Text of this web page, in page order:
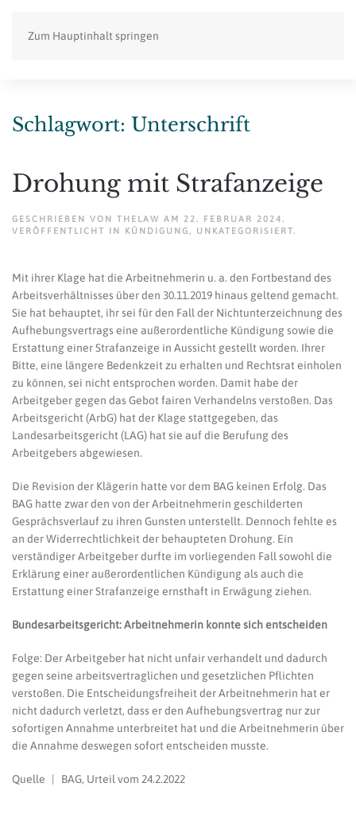
Zum Hauptinhalt springen
Schlagwort: Unterschrift
Drohung mit Strafanzeige
GESCHRIEBEN VON THELAW AM 22. FEBRUAR 2024 .
VERÖFFENTLICHT IN KÜNDIGUNG , UNKATEGORISIERT.
Mit ihrer Klage hat die Arbeitnehmerin u. a. den Fortbestand des
Arbeitsverhältnisses über den 30.11.2019 hinaus geltend gemacht.
Sie hat behauptet, ihr sei für den Fall der Nichtunterzeichnung des
Aufhebungsvertrags eine außerordentliche Kündigung sowie die
Erstattung einer Strafanzeige in Aussicht gestellt worden. Ihrer
Bitte, eine längere Bedenkzeit zu erhalten und Rechtsrat einholen
zu können, sei nicht entsprochen worden. Damit habe der
Arbeitgeber gegen das Gebot fairen Verhandelns verstoßen. Das
Arbeitsgericht (ArbG) hat der Klage stattgegeben, das
Landesarbeitsgericht (LAG) hat sie auf die Berufung des
Arbeitgebers abgewiesen.
Die Revision der Klägerin hatte vor dem BAG keinen Erfolg. Das
BAG hatte zwar den von der Arbeitnehmerin geschilderten
Gesprächsverlauf zu ihren Gunsten unterstellt. Dennoch fehlte es
an der Widerrechtlichkeit der behaupteten Drohung. Ein
verständiger Arbeitgeber durfte im vorliegenden Fall sowohl die
Erklärung einer außerordentlichen Kündigung als auch die
Erstattung einer Strafanzeige ernsthaft in Erwägung ziehen.
Bundesarbeitsgericht: Arbeitnehmerin konnte sich entscheiden
Folge: Der Arbeitgeber hat nicht unfair verhandelt und dadurch
gegen seine arbeitsvertraglichen und gesetzlichen Pflichten
verstoßen. Die Entscheidungsfreiheit der Arbeitnehmerin hat er
nicht dadurch verletzt, dass er den Aufhebungsvertrag nur zur
sofortigen Annahme unterbreitet hat und die Arbeitnehmerin über
die Annahme deswegen sofort entscheiden musste.
Quelle | BAG, Urteil vom 24.2.2022